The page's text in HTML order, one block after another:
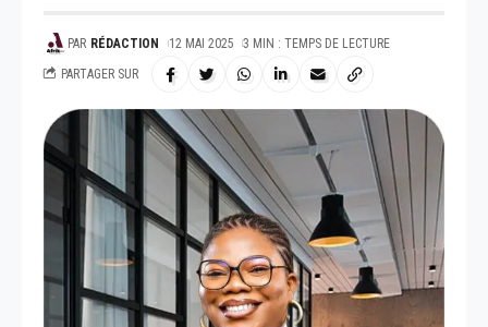
PAR RÉDACTION 12 MAI 2025 3 MIN : TEMPS DE LECTURE
PARTAGER SUR